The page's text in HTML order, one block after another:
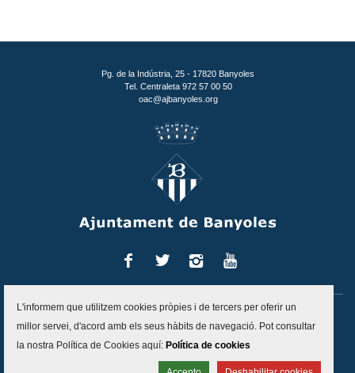
Pg. de la Indústria, 25 - 17820 Banyoles
Tel. Centraleta 972 57 00 50
oac@ajbanyoles.org
Facebook
Twitter Instagram
Inici Contacte Accessibilitat Mapa del lloc
Avís legal
Política de protecció de dades
Politica de cookies
Canal d'alertes
L'informem que utilitzem cookies pròpies i de tercers per oferir un
millor servei, d'acord amb els seus hàbits de navegació. Pot consultar
la nostra Política de Cookies aquí: Política de cookies